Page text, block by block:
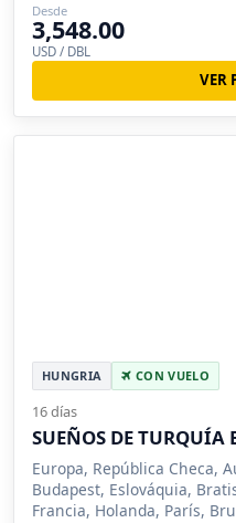
Desde
3,548.00
USD / DBL
VER
HUNGRIA CON VUELO
16 días
SUEÑOS DE TURQUÍA
Europa, República Checa,
Budapest, Eslováquia,
Francia, Holanda, París,